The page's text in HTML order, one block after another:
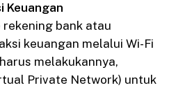
Keuangan
rekening bank atau
keuangan melalui Wi-Fi
melakukannya,
Private Network) untuk